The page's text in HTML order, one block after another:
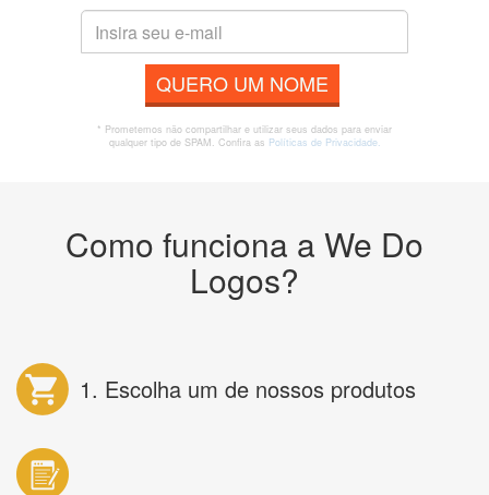
QUERO UM NOME
* Prometemos não compartilhar e utilizar seus dados para enviar
qualquer tipo de SPAM. Confira as Políticas de Privacidade.
Como funciona a We Do
Logos?
1. Escolha um de nossos produtos